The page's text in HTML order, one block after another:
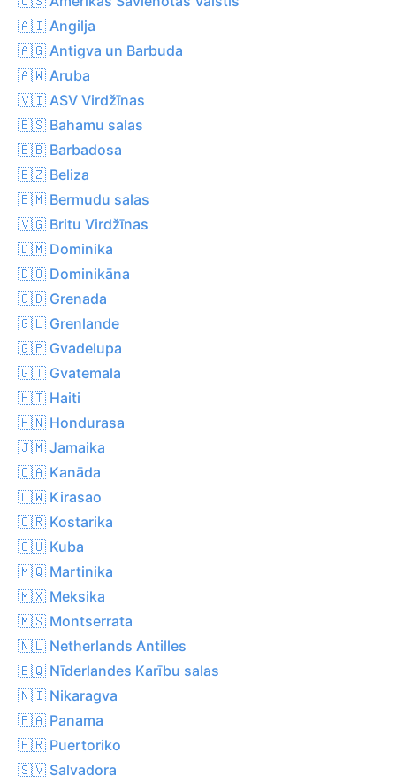
🇦🇮 Angilja
🇦🇬 Antigva un Barbuda
🇦🇼 Aruba
🇻🇮 ASV Virdžīnas
🇧🇸 Bahamu salas
🇧🇧 Barbadosa
🇧🇿 Beliza
🇧🇲 Bermudu salas
🇻🇬 Britu Virdžīnas
🇩🇲 Dominika
🇩🇴 Dominikāna
🇬🇩 Grenada
🇬🇱 Grenlande
🇬🇵 Gvadelupa
🇬🇹 Gvatemala
🇭🇹 Haiti
🇭🇳 Hondurasa
🇯🇲 Jamaika
🇨🇦 Kanāda
🇨🇼 Kirasao
🇨🇷 Kostarika
🇨🇺 Kuba
🇲🇶 Martinika
🇲🇽 Meksika
🇲🇸 Montserrata
🇳🇱 Netherlands Antilles
🇧🇶 Nīderlandes Karību salas
🇳🇮 Nikaragva
🇵🇦 Panama
🇵🇷 Puertoriko
🇸🇻 Salvadora